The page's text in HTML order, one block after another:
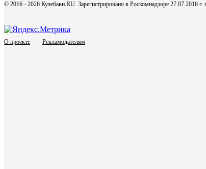
© 2016 - 2026 Кулебаки.RU. Зарегистрировано в Роскомнадзоре
О проекте Рекламодателям